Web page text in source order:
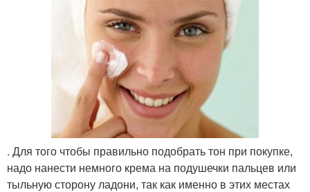
. Для того чтобы правильно подобрать тон при покупке,
надо нанести немного крема на подушечки пальцев или
тыльную сторону ладони, так как именно в этих местах